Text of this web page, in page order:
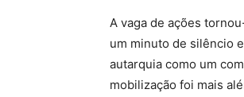
A vaga de ações
um minuto de silêncio
autarquia como um
mobilização foi mais